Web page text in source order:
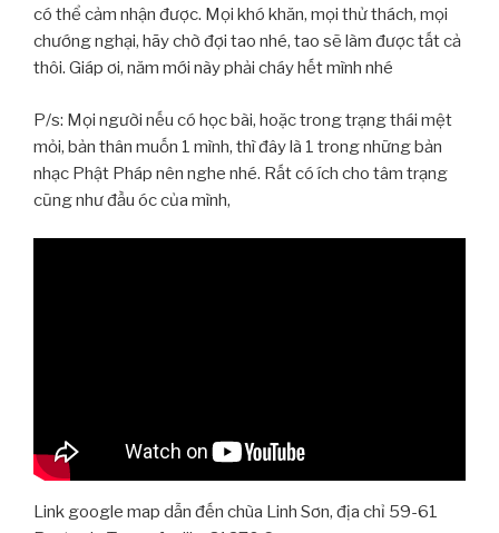
có thể cảm nhận được. Mọi khó khăn, mọi thử thách, mọi
chướng nghại, hãy chờ đợi tao nhé, tao sẽ làm được tất cả
thôi. Giáp ơi, năm mới này phải cháy hết mình nhé
P/s: Mọi người nếu có học bài, hoặc trong trạng thái mệt
mỏi, bản thân muốn 1 mình, thì đây là 1 trong những bản
nhạc Phật Pháp nên nghe nhé. Rất có ích cho tâm trạng
cũng như đầu óc của mình,
Link google map dẫn đến chùa Linh Sơn, địa chỉ 59-61